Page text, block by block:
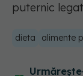
puternic
dieta alimente